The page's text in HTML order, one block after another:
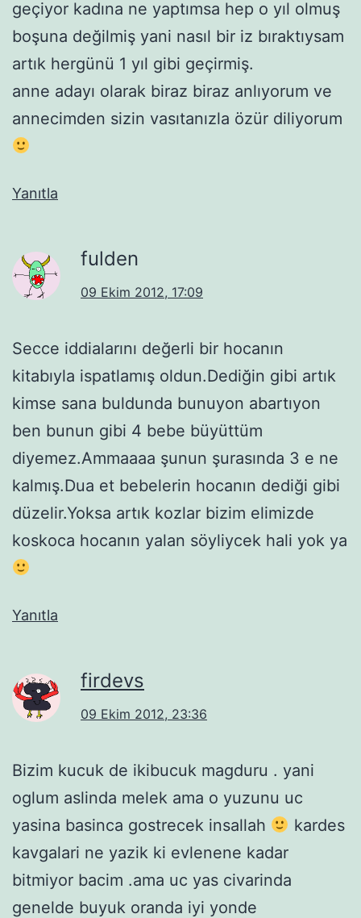
geçiyor kadına ne yaptımsa hep o yıl olmuş
boşuna değilmiş yani nasıl bir iz bıraktıysam
artık hergünü 1 yıl gibi geçirmiş.
anne adayı olarak biraz biraz anlıyorum ve
annecimden sizin vasıtanızla özür diliyorum
Yanıtla
fulden
09 Ekim 2012, 17:09
Secce iddialarını değerli bir hocanın
kitabıyla ispatlamış oldun.Dediğin gibi artık
kimse sana buldunda bunuyon abartıyon
ben bunun gibi 4 bebe büyüttüm
diyemez.Ammaaaa şunun şurasında 3 e ne
kalmış.Dua et bebelerin hocanın dediği gibi
düzelir.Yoksa artık kozlar bizim elimizde
koskoca hocanın yalan söyliycek hali yok ya
Yanıtla
firdevs
09 Ekim 2012, 23:36
Bizim kucuk de ikibucuk magduru . yani
oglum aslinda melek ama o yuzunu uc
yasina basinca gostrecek insallah
kardes
kavgalari ne yazik ki evlenene kadar
bitmiyor bacim .ama uc yas civarinda
genelde buyuk oranda iyi yonde